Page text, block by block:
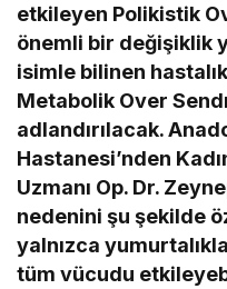
etkileyen Polikistik
önemli bir değişiklik
isimle bilinen
Metabolik Over
adlandırılacak.
Hastanesi’nden
Uzmanı Op. Dr.
nedenini şu şekilde
yalnızca
tüm vücudu